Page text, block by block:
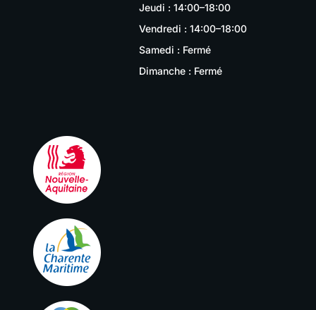
Jeudi : 14:00–18:00
Vendredi : 14:00–18:00
Samedi : Fermé
Dimanche : Fermé